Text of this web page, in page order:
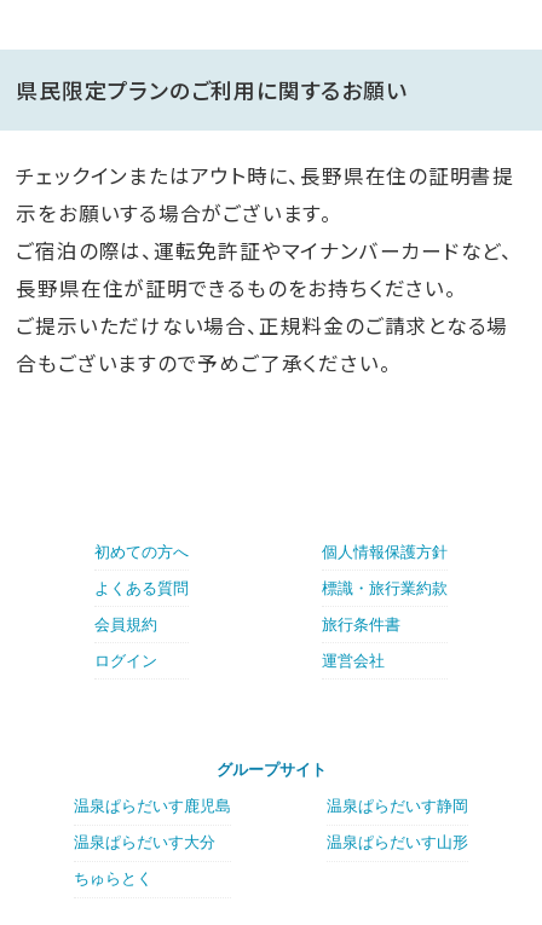
県民限定プランのご利用に関するお願い
チェックインまたはアウト時に、長野県在住の証明書提
示をお願いする場合がございます。
ご宿泊の際は、運転免許証やマイナンバーカードなど、
長野県在住が証明できるものをお持ちください。
ご提示いただけない場合、正規料金のご請求となる場
合もございますので予めご了承ください。
初めての方へ
よくある質問
会員規約
ログイン
個人情報保護方針
標識・旅行業約款
旅行条件書
運営会社
グループサイト
温泉ぱらだいす鹿児島
温泉ぱらだいす大分
ちゅらとく
温泉ぱらだいす静岡
温泉ぱらだいす山形